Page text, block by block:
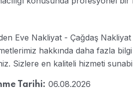
Eve Nakliyat - Çağdaş
hakkında daha fazla
Sizlere en kaliteli hizmeti
Tarihi: 06.08.2026